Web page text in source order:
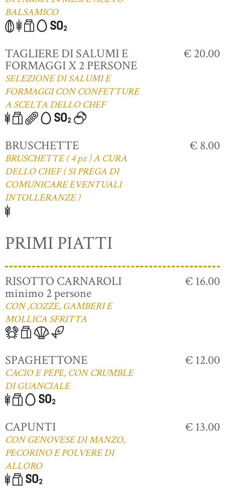
BALSAMICO
TAGLIERE DI SALUMI E
FORMAGGI X 2 PERSONE
SELEZIONE DI SALUMI E
FORMAGGI CON CONFETTURE
A SCELTA DELLO CHEF
€ 20.00
BRUSCHETTE
BRUSCHETTE ( 4 pz ) A CURA
DELLO CHEF ( SI PREGA DI
COMUNICARE EVENTUALI
INTOLLERANZE )
€ 8.00
PRIMI PIATTI
RISOTTO CARNAROLI
minimo 2 persone
CON ,COZZE, GAMBERI E
MOLLICA SFRITTA
€ 16.00
SPAGHETTONE
CACIO E PEPE, CON CRUMBLE
DI GUANCIALE
€ 12.00
CAPUNTI
CON GENOVESE DI MANZO,
PECORINO E POLVERE DI
ALLORO
€ 13.00